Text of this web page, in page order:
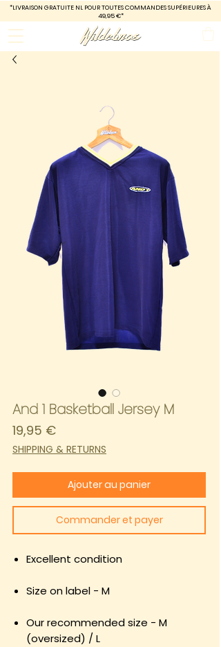
*LIVRAISON GRATUITE NL POUR TOUTES COMMANDES SUPÉRIEURES À
49,95 €*
And 1 Basketball Jersey M
19,95 €Prix
SHIPPING & RETURNS
Ajouter au panier
Commander et payer
Excellent condition
Size on label - M
Our recommended size - M
(oversized) / L